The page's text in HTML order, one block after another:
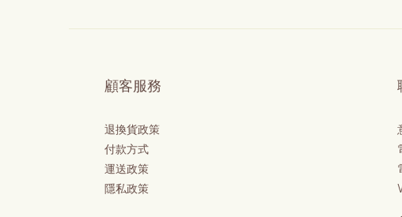
顧客服務
退換貨政策
付款方式
運送政策
隱私政策